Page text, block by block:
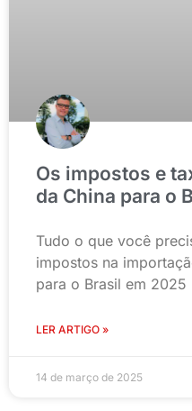
Os impostos e
da China para o
Tudo o que você
impostos na
para o Brasil em 2025
LER ARTIGO »
14 de março de 2025